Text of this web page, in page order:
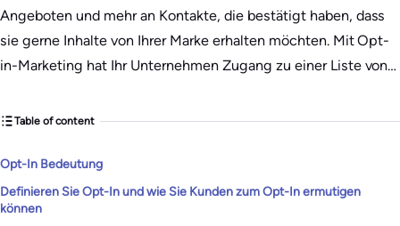
Angeboten und mehr an Kontakte, die bestätigt haben, dass
sie gerne Inhalte von Ihrer Marke erhalten möchten. Mit Opt-
in-Marketing hat Ihr Unternehmen Zugang zu einer Liste von…
Table of content
Opt-In Bedeutung
Definieren Sie Opt-In und wie Sie Kunden zum Opt-In ermutigen
können